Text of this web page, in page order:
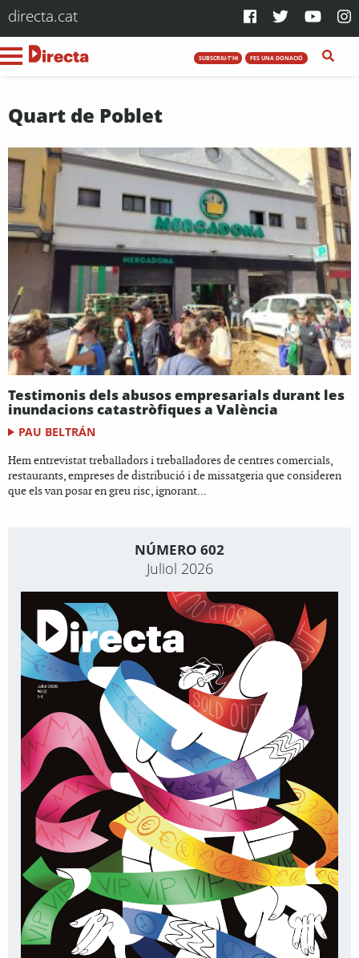
directa.cat
SUBSCRIU-T'HI FES UNA DONACIÓ
Quart de Poblet
Testimonis dels abusos empresarials durant les
inundacions catastròfiques a València
PAU BELTRÁN
Hem entrevistat treballadors i treballadores de centres comercials,
restaurants, empreses de distribució i de missatgeria que consideren
que els van posar en greu risc, ignorant...
NÚMERO 602
Juliol 2026